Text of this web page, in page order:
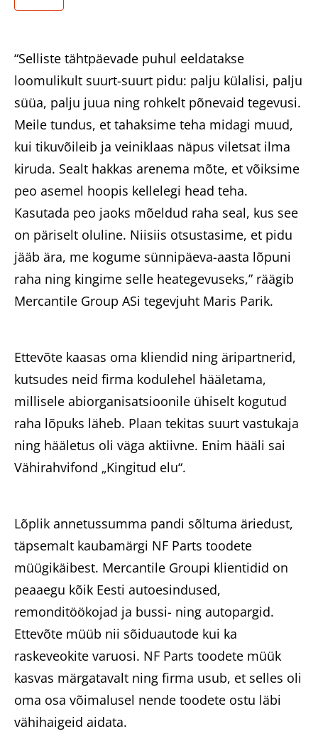
Eesti
“Selliste tähtpäevade puhul eeldatakse
loomulikult suurt-suurt pidu: palju külalisi, palju
süüa, palju juua ning rohkelt põnevaid tegevusi.
Meile tundus, et tahaksime teha midagi muud,
kui tikuvõileib ja veiniklaas näpus viletsat ilma
kiruda. Sealt hakkas arenema mõte, et võiksime
peo asemel hoopis kellelegi head teha.
Kasutada peo jaoks mõeldud raha seal, kus see
on päriselt oluline. Niisiis otsustasime, et pidu
jääb ära, me kogume sünnipäeva-aasta lõpuni
raha ning kingime selle heategevuseks,” räägib
Mercantile Group ASi tegevjuht Maris Parik.
Ettevõte kaasas oma kliendid ning äripartnerid,
kutsudes neid firma kodulehel hääletama,
millisele abiorganisatsioonile ühiselt kogutud
raha lõpuks läheb. Plaan tekitas suurt vastukaja
ning hääletus oli väga aktiivne. Enim hääli sai
Vähirahvifond „Kingitud elu“.
Lõplik annetussumma pandi sõltuma äriedust,
täpsemalt kaubamärgi NF Parts toodete
müügikäibest. Mercantile Groupi klientidid on
peaaegu kõik Eesti autoesindused,
remonditöökojad ja bussi- ning autopargid.
Ettevõte müüb nii sõiduautode kui ka
raskeveokite varuosi. NF Parts toodete müük
kasvas märgatavalt ning firma usub, et selles oli
oma osa võimalusel nende toodete ostu läbi
vähihaigeid aidata.